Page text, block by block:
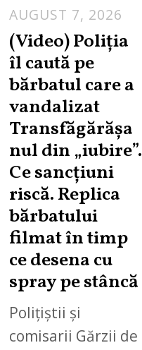
AUGUST 7, 2026
U
G
S
7
,
(Video) Poliția
îl caută pe
bărbatul care a
vandalizat
Transfăgărășa
nul din „iubire”.
Ce sancțiuni
riscă. Replica
bărbatului
filmat în timp
ce desena cu
spray pe stâncă
Polițiștii și
comisarii Gărzii de